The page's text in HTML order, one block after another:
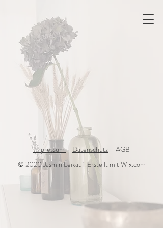
Impressum Datenschutz
AGB
© 2020 Jasmin Leikauf. Erstellt mit Wix.com